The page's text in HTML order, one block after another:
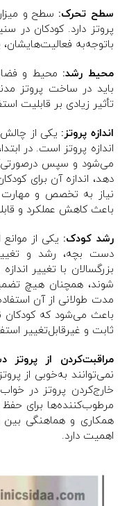
سطح تحرک: سطح و
پروتز دارد. کودکان در
باتوجه‌به
محیط رشد: محیط و
باید در ساخت پروتز
تأثیر زیادی بر قابلیت
اندازه پروتز: یکی از
اندازه پروتز است. در
می‌شود و سپس
دهد، اندازه آن برای
نیاز به تخصص و مهارت
باعث کاهش عملکرد و
رشد کودک: یکی از
دست بچه، رشد و
بزرگسالان با تغییر
شوند، همچنان هیچ
مدت طولانی از آن
باعث می‌شود که کودکان
ثابت و غیرقابل‌تغییر
مراقبت‌کردن از
نمی‌توانند به‌خوبی از
خارج‌کردن پروتز در
مرطوب‌کننده‌ها برای
همکاری و هماهنگی بین
اهمیت دارد.